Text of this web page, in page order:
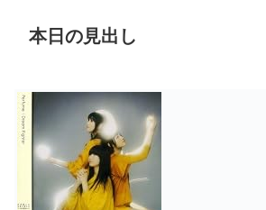
本日の見出し